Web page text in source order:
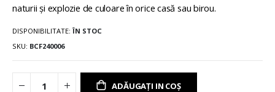
naturii şi explozie de culoare în orice casă sau birou.
DISPONIBILITATE: ÎN STOC
SKU BCF240006
ADĂUGAȚI IN COȘ